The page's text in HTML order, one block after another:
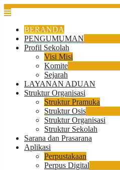
BERANDA
PENGUMUMAN
Profil Sekolah
Visi Misi
Komite
Sejarah
LAYANAN ADUAN
Struktur Organisasi
Struktur Pramuka
Struktur Osis
Struktur Organisasi
Struktur Sekolah
Sarana dan Prasarana
Aplikasi
Perpustakaan
Perpus Digital